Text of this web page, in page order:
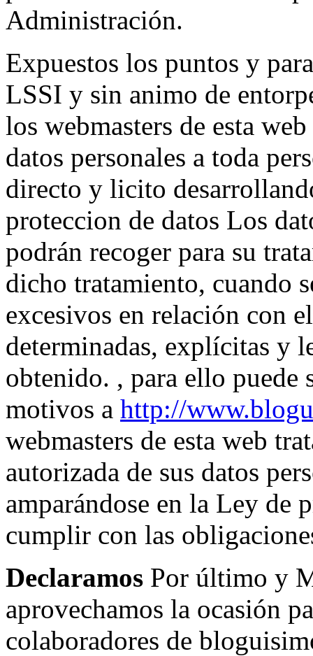
Administración.
Expuestos los puntos y
LSSI y sin animo de
los webmasters de esta
datos personales a toda
directo y licito
proteccion de datos Los
podrán recoger para su
dicho tratamiento, cuando
excesivos en relación con
determinadas, explícitas y
obtenido. , para ello
motivos a http://
webmasters de esta web
autorizada de sus datos
amparándose en la Ley de
cumplir con las
Declaramos Por último y
aprovechamos la ocasión
colaboradores de